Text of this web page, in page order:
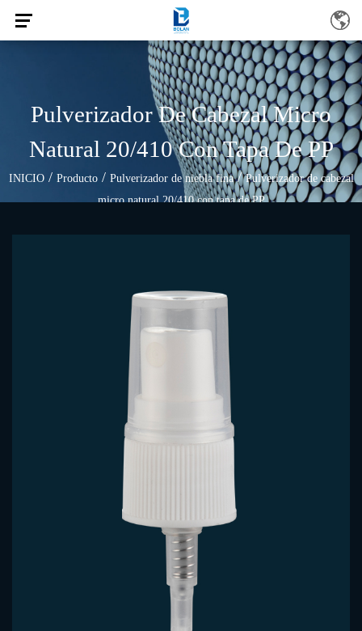
Pulverizador De Cabezal Micro
Natural 20/410 Con Tapa De PP
INICIO/ Producto/ Pulverizador de niebla fina/Pulverizador de cabezal
micro natural 20/410 con tapa de PP